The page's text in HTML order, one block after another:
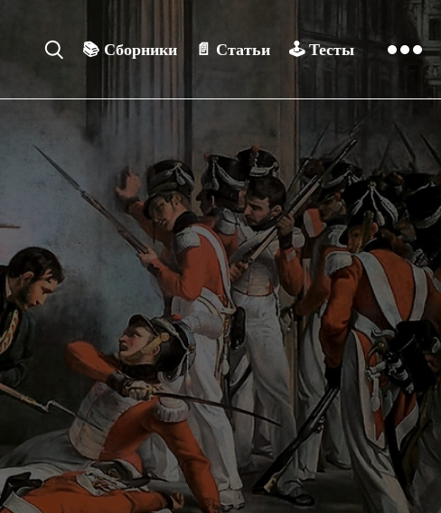
📚 Сборники 📄 Статьи 🕹️ Тесты